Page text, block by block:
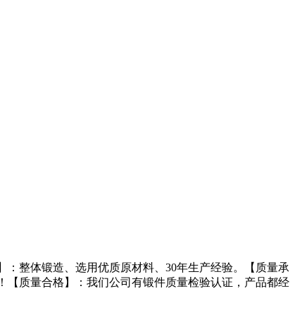
整体锻造、选用优质原材料、30年生产经验。【质量承
质量合格】：我们公司有锻件质量检验认证，产品都经